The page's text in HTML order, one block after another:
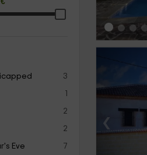
3
1
2
2
Eve 7
‹